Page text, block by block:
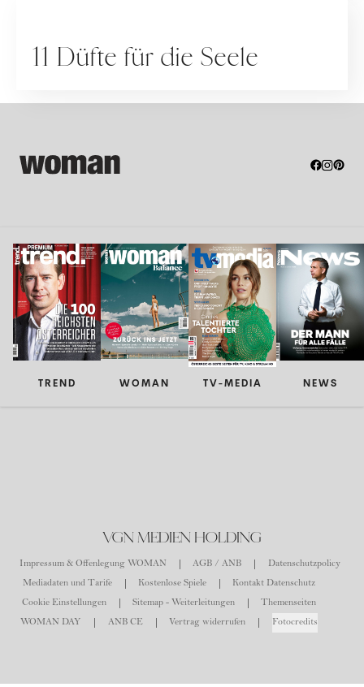
11 Düfte für die Seele
TREND WOMAN TV-MEDIA NEWS
VGN MEDIEN HOLDING
Impressum & Offenlegung WOMAN AGB / ANB
Datenschutzpolicy
Mediadaten und Tarife
Kostenlose Spiele
Kontakt Datenschutz
Cookie Einstellungen
Sitemap - Weiterleitungen
Themenseiten
WOMAN DAY
ANB CE Vertrag widerrufen Fotocredits